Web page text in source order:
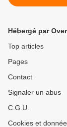
pratiques qui
Roussel -
Hébergé par
Top articles
Pages
Contact
Signaler un abus
C.G.U.
Cookies et